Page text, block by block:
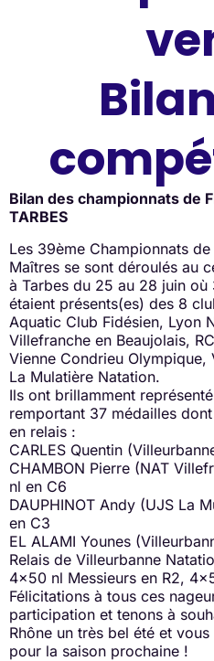
Bilan des championnats de
TARBES
Les 39ème Championnats
Maîtres se sont déroulés au
à Tarbes du 25 au 28 juin où
étaient présents(es) des 8
Aquatic Club Fidésien, Lyon
Villefranche en Beaujolais,
Vienne Condrieu Olympique,
La Mulatière Natation.
Ils ont brillamment
remportant 37 médailles
en relais :
CARLES Quentin
CHAMBON Pierre (NAT
nl en C6
DAUPHINOT Andy (UJS La
en C3
EL ALAMI Younes
Relais de Villeurbanne
4×50 nl Messieurs en R2,
Félicitations à tous ces
participation et tenons à
Rhône un très bel été et
pour la saison prochaine !